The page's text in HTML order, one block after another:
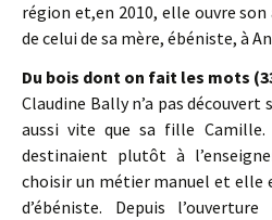
région et,en 2010, elle ouvre
de celui de sa mère, ébéniste, à
Du bois dont on fait les mots
Claudine Bally n’a pas
aussi vite que sa fille
destinaient plutôt à
choisir un métier manuel et elle
d’ébéniste. Depuis